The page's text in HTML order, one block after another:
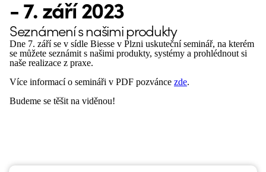
- 7. září 2023
Seznámení s našimi produkty
Dne 7. září se v sídle Biesse v Plzni uskuteční seminář, na kterém
se můžete seznámit s našimi produkty, systémy a prohlédnout si
naše realizace z praxe.
Více informací o semináři v PDF pozvánce zde.
Budeme se těšit na viděnou!